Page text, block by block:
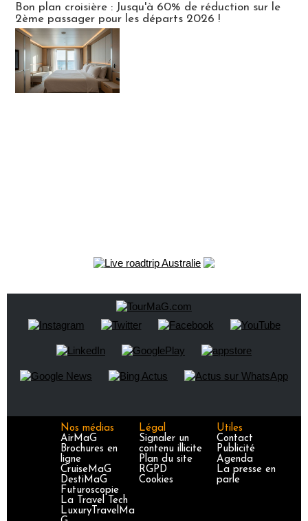
Bon plan croisière : Jusqu'à 60% de réduction sur le
2ème passager pour les départs 2026 !
Nos médias
AirMaG
Brochures en
ligne
CruiseMaG
DestiMaG
Futuroscopie
La Travel Tech
LuxuryTravelMa
Légal
Signaler un
contenu illicite
Plan du site
RGPD
Cookies
Utiles
Contact
Publicité
Agenda
La presse en
parle